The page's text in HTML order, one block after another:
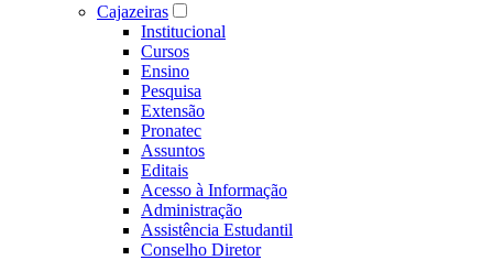
Cajazeiras
Institucional
Cursos
Ensino
Pesquisa
Extensão
Pronatec
Assuntos
Editais
Acesso à Informação
Administração
Assistência Estudantil
Conselho Diretor